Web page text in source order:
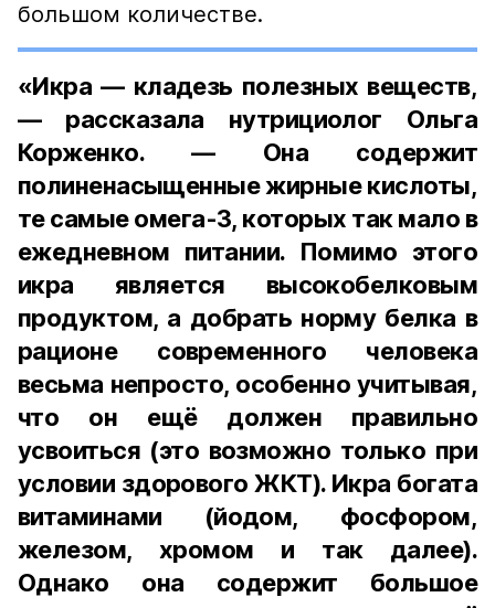
большом количестве.
«Икра — кладезь полезных веществ,
— рассказала нутрициолог Ольга
Корженко. — Она содержит
полиненасыщенные жирные кислоты,
те самые омега-3, которых так мало в
ежедневном питании. Помимо этого
икра является высокобелковым
продуктом, а добрать норму белка в
рационе современного человека
весьма непросто, особенно учитывая,
что он ещё должен правильно
усвоиться (это возможно только при
условии здорового ЖКТ). Икра богата
витаминами (йодом, фосфором,
железом, хромом и так далее).
Однако она содержит большое